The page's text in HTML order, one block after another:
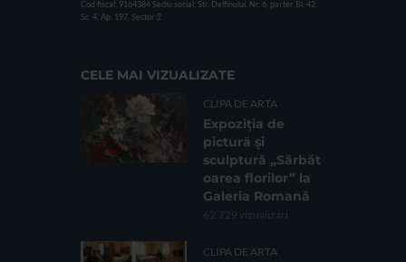
Cod fiscal: 9164384 Sediu social: Str. Delfinului, Nr. 6, parter Bl. 42,
Sc. 4, Ap. 197, Sector 2
CELE MAI VIZUALIZATE
CLIPA DE ARTA
Expoziția de
pictură și
sculptură „Sărbăt
oarea florilor” la
Galeria Romană
62.729 vizualizari
CLIPA DE ARTA